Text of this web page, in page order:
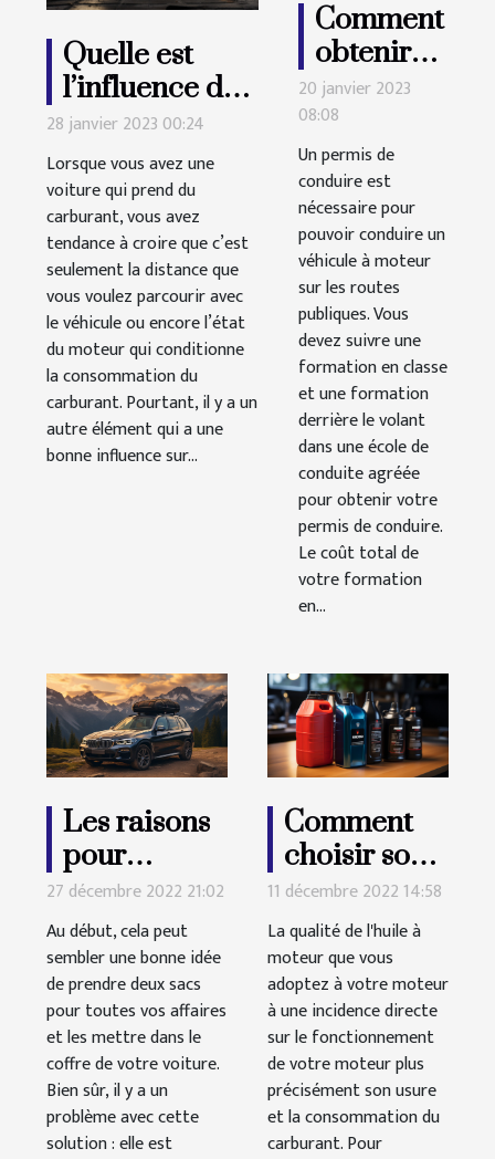
Quelle est
l’influence des
pneus sur la
consommation
de carburant ?
28 janvier 2023 00:24
Lorsque vous avez une
voiture qui prend du
carburant, vous avez
tendance à croire que c’est
seulement la distance que
vous voulez parcourir avec
le véhicule ou encore l’état
du moteur qui conditionne
la consommation du
carburant. Pourtant, il y a un
autre élément qui a une
bonne influence sur...
Comment
obtenir
un permis
de
conduire
sans se
ruiner ?
20 janvier 2023
08:08
Un permis de
conduire est
nécessaire pour
pouvoir conduire un
véhicule à moteur
sur les routes
publiques. Vous
devez suivre une
formation en classe
et une formation
derrière le volant
dans une école de
conduite agréée
pour obtenir votre
permis de conduire.
Le coût total de
votre formation
en...
Les raisons
pour
lesquelles
vous devrez
acheter un
coffre de
toit
27 décembre 2022 21:02
Au début, cela peut
sembler une bonne idée
de prendre deux sacs
pour toutes vos affaires
et les mettre dans le
coffre de votre voiture.
Bien sûr, il y a un
problème avec cette
solution : elle est
Comment
choisir son
huile à
moteur?
11 décembre 2022 14:58
La qualité de l'huile à
moteur que vous
adoptez à votre moteur
à une incidence directe
sur le fonctionnement
de votre moteur plus
précisément son usure
et la consommation du
carburant. Pour